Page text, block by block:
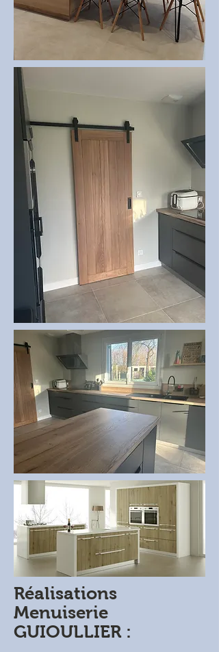
Réalisations
Menuiserie
GUIOULLIER :